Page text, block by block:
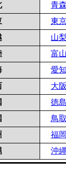
青
東
山
富
愛
大
徳
鳥
福
沖